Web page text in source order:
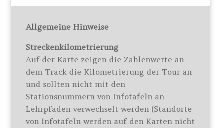
Allgemeine Hinweise
Streckenkilometrierung
Auf der Karte zeigen die Zahlenwerte an
dem Track die Kilometrierung der Tour an
und sollten nicht mit den
Stationsnummern von Infotafeln an
Lehrpfaden verwechselt werden (Standorte
von Infotafeln werden auf den Karten nicht